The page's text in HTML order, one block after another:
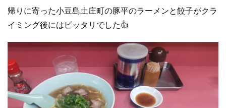
帰りに寄った小豆島土庄町の豚平のラーメンと餃子がクラ
イミング後にはピッタリでした👍